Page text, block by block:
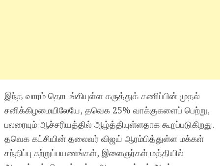
இந்த வாரம் தொடங்கியுள்ள கருத்துக் கணிப்பின் முதல்
சனிக்கிழமையிலேயே, தவெக 25% வாக்குகளைப் பெற்று,
பலரையும் ஆச்சரியத்தில் ஆழ்த்தியுள்ளதாக கூறப்படுகிறது.
தவெக கட்சியின் தலைவர் விஜய் ஆரம்பித்துள்ள மக்கள்
சந்திப்பு சுற்றுப்பயணங்கள், இளைஞர்கள் மத்தியில்